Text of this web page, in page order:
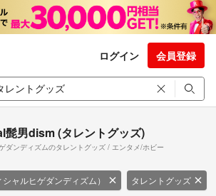
ログイン 会員登録
髭男dism (タレントグッズ)
ダンディズムのタレントグッズ / エンタメ/ホビー
ャルヒゲダンディズム） タレントグッズ